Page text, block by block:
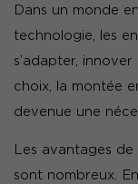
Dans un monde
technologie, les
s’adapter, innover
choix, la montée
devenue une
Les avantages
sont nombreux.